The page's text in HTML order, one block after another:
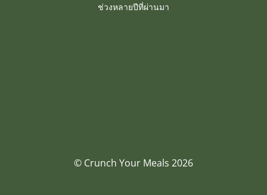
ช่วงหลายปีที่ผ่านมา
© Crunch Your Meals 2026